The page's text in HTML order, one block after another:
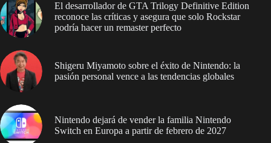
El desarrollador de GTA Trilogy Definitive Edition
reconoce las críticas y asegura que solo Rockstar
podría hacer un remaster perfecto
Shigeru Miyamoto sobre el éxito de Nintendo: la
pasión personal vence a las tendencias globales
Nintendo dejará de vender la familia Nintendo
Switch en Europa a partir de febrero de 2027